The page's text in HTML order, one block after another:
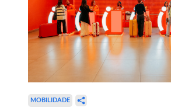
MOBILIDADE